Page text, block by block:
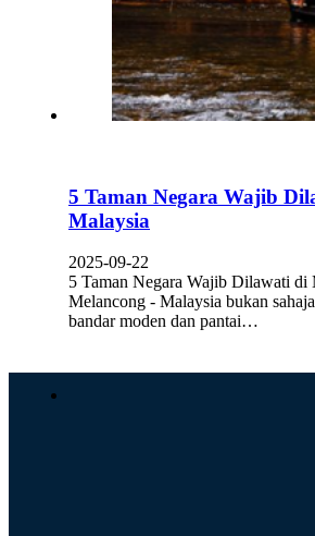
5 Taman Negara Wajib
Malaysia
2025-09-22
5 Taman Negara Wajib Dilawati di
Melancong - Malaysia bukan
bandar moden dan pantai…